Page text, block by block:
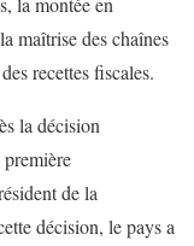
maîtrise des chaînes
recettes fiscales.
la décision
de la
décision, le pays a